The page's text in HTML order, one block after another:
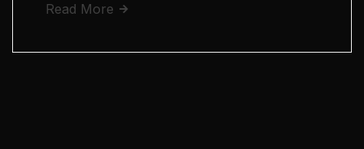
Read More